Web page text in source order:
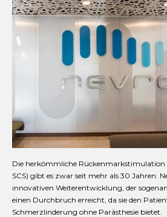
Die herkömmliche Rückenmarkstimulation
SCS) gibt es zwar seit mehr als 30 Jahren.
innovativen Weiterentwicklung, der
einen Durchbruch erreicht, da sie den
Schmerzlinderung ohne Parästhesie bietet.